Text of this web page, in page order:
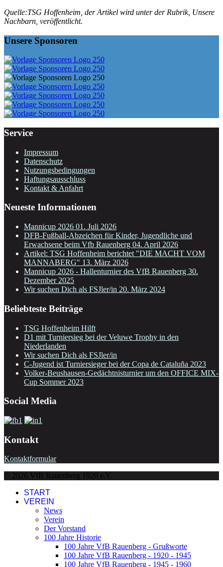
Quelle:TSG Hoffenheim, der Artikel wird unter der Rubrik, Unsere
Nachbarn, veröffentlicht.
Unsere Sponsoren
Service
Impressum
Datenschutz
Nutzungsbedingungen
Haftungsausschluss
Kontakt & Anfahrt
Neueste Informationen
Mannicup 2026 01. Juli 2026
DFB-Fußball-Abzeichen für Kinder, Jugendliche und
Erwachsene beim Vfb Rauenberg 04. April 2026
Artikel: TSG Hoffenheim berichtet "DIE MACHT VOM
MANNABERG" 13. März 2026
Mannicup 2026 - Hallenturnier des VfB Rauenberg 30.
Dezember 2025
Wir suchen Dich als FSJler/in 20. März 2024
Beliebteste Beiträge
TSG Hoffenheim Hilft
D1 mit Turniersieg bei der Veluwe Trophy in den
Niederlanden
Wir suchen Dich als FSJler/in
C-Jugend ist Turniersieger bei der Copa de Cataluña 2023
Volker-Beushausen-Gedächtnisturnier um den OFFICE MIX-
Cup Sommer 2023
Social Media
Kontakt
Kontaktformular
© 2026 VfB Rauenberg 1920 e.V.
START
VEREIN
News
Verein
Der Vorstand
100 Jahre Historie
100 Jahre VfB Rauenberg - Grußworte
100 Jahre VfB Rauenberg - 1920 - 1945
100 Jahre VfB Rauenberg - 1945 - 1960